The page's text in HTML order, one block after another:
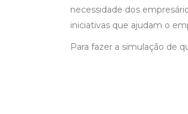
necessidade dos
iniciativas que ajudam o
Para fazer a simulação de